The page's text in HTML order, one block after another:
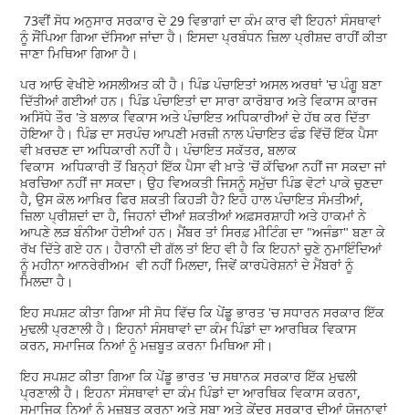
73ਵੀਂ ਸੋਧ ਅਨੁਸਾਰ ਸਰਕਾਰ ਦੇ 29 ਵਿਭਾਗਾਂ ਦਾ ਕੰਮ ਕਾਰ ਵੀ ਇਹਨਾਂ ਸੰਸਥਾਵਾਂ
ਨੂੰ ਸੌਂਪਿਆ ਗਿਆ ਦੱਸਿਆ ਜਾਂਦਾ ਹੈ। ਇਸਦਾ ਪ੍ਰਬੰਧਨ ਜ਼ਿਲਾ ਪ੍ਰੀਸ਼ਦ ਰਾਹੀਂ ਕੀਤਾ
ਜਾਣਾ ਮਿਥਿਆ ਗਿਆ ਹੈ।
ਪਰ ਆਓ ਵੇਖੀਏ ਅਸਲੀਅਤ ਕੀ ਹੈ। ਪਿੰਡ ਪੰਚਾਇਤਾਂ ਅਸਲ ਅਰਥਾਂ 'ਚ ਪੰਗੂ ਬਣਾ
ਦਿੱਤੀਆਂ ਗਈਆਂ ਹਨ। ਪਿੰਡ ਪੰਚਾਇਤਾਂ ਦਾ ਸਾਰਾ ਕਾਰੋਬਾਰ ਅਤੇ ਵਿਕਾਸ ਕਾਰਜ
ਅਸਿੱਧੇ ਤੌਰ 'ਤੇ ਬਲਾਕ ਵਿਕਾਸ ਅਤੇ ਪੰਚਾਇਤ ਅਧਿਕਾਰੀਆਂ ਦੇ ਹੱਥ ਕਰ ਦਿੱਤਾ
ਹੋਇਆ ਹੈ। ਪਿੰਡ ਦਾ ਸਰਪੰਚ ਆਪਣੀ ਮਰਜ਼ੀ ਨਾਲ ਪੰਚਾਇਤ ਫੰਡ ਵਿੱਚੋਂ ਇੱਕ ਪੈਸਾ
ਵੀ ਖ਼ਰਚਣ ਦਾ ਅਧਿਕਾਰੀ ਨਹੀਂ ਹੈ। ਪੰਚਾਇਤ ਸਕੱਤਰ, ਬਲਾਕ
ਵਿਕਾਸ ਅਧਿਕਾਰੀ ਤੋਂ ਬਿਨ੍ਹਾਂ ਇੱਕ ਪੈਸਾ ਵੀ ਖ਼ਾਤੇ 'ਚੋਂ ਕੱਢਿਆ ਨਹੀਂ ਜਾ ਸਕਦਾ ਜਾਂ
ਖ਼ਰਚਿਆ ਨਹੀਂ ਜਾ ਸਕਦਾ। ਉਹ ਵਿਅਕਤੀ ਜਿਸਨੂੰ ਸਮੁੱਚਾ ਪਿੰਡ ਵੋਟਾਂ ਪਾਕੇ ਚੁਣਦਾ
ਹੈ, ਉਸ ਕੋਲ ਆਖ਼ਿਰ ਫਿਰ ਸ਼ਕਤੀ ਕਿਹੜੀ ਹੈ? ਇਹੋ ਹਾਲ ਪੰਚਾਇਤ ਸੰਮਤੀਆਂ,
ਜ਼ਿਲਾ ਪ੍ਰੀਸ਼ਦਾਂ ਦਾ ਹੈ, ਜਿਹਨਾਂ ਦੀਆਂ ਸ਼ਕਤੀਆਂ ਅਫ਼ਸਰਸ਼ਾਹੀ ਅਤੇ ਹਾਕਮਾਂ ਨੇ
ਆਪਣੇ ਲੜ ਬੰਨੀਆ ਹੋਈਆਂ ਹਨ। ਮੈਂਬਰ ਤਾਂ ਸਿਰਫ਼ ਮੀਟਿੰਗ ਦਾ "ਅਜੰਡਾ" ਬਣਾ ਕੇ
ਰੱਖ ਦਿੱਤੇ ਗਏ ਹਨ। ਹੈਰਾਨੀ ਦੀ ਗੱਲ ਤਾਂ ਇਹ ਵੀ ਹੈ ਕਿ ਇਹਨਾਂ ਚੁਣੇ ਨੁਮਾਇੰਦਿਆਂ
ਨੂੰ ਮਹੀਨਾ ਆਨਰੇਰੀਅਮ ਵੀ ਨਹੀਂ ਮਿਲਦਾ, ਜਿਵੇਂ ਕਾਰਪੋਰੇਸ਼ਨਾਂ ਦੇ ਮੈਂਬਰਾਂ ਨੂੰ
ਮਿਲਦਾ ਹੈ।
ਇਹ ਸਪਸ਼ਟ ਕੀਤਾ ਗਿਆ ਸੀ ਸੋਧ ਵਿੱਚ ਕਿ ਪੇਂਡੂ ਭਾਰਤ 'ਚ ਸਧਾਰਨ ਸਰਕਾਰ ਇੱਕ
ਮੁਢਲੀ ਪ੍ਰਣਾਲੀ ਹੈ। ਇਹਨਾਂ ਸੰਸਥਾਵਾਂ ਦਾ ਕੰਮ ਪਿੰਡਾਂ ਦਾ ਆਰਥਿਕ ਵਿਕਾਸ
ਕਰਨ, ਸਮਾਜਿਕ ਨਿਆਂ ਨੂੰ ਮਜ਼ਬੂਤ ਕਰਨਾ ਮਿਥਿਆ ਸੀ।
ਇਹ ਸਪਸ਼ਟ ਕੀਤਾ ਗਿਆ ਕਿ ਪੇਂਡੂ ਭਾਰਤ 'ਚ ਸਥਾਨਕ ਸਰਕਾਰ ਇੱਕ ਮੁਢਲੀ
ਪ੍ਰਣਾਲੀ ਹੈ। ਇਹਨਾ ਸੰਸਥਾਵਾਂ ਦਾ ਕੰਮ ਪਿੰਡਾਂ ਦਾ ਆਰਥਿਕ ਵਿਕਾਸ ਕਰਨਾ,
ਸਮਾਜਿਕ ਨਿਆਂ ਨੂੰ ਮਜ਼ਬੂਤ ਕਰਨਾ ਅਤੇ ਸੂਬਾ ਅਤੇ ਕੇਂਦਰ ਸਰਕਾਰ ਦੀਆਂ ਯੋਜਨਾਵਾਂ